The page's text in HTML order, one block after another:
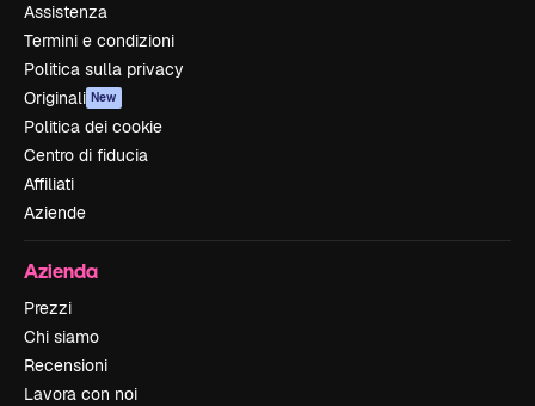
Assistenza
Termini e condizioni
Politica sulla privacy
Originali New
Politica dei cookie
Centro di fiducia
Affiliati
Aziende
Azienda
Prezzi
Chi siamo
Recensioni
Lavora con noi